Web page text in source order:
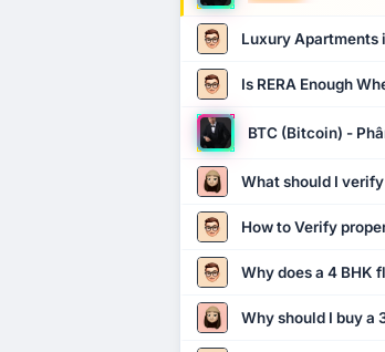
Luxury Apartments
Is RERA Enough
BTC (Bitcoin) -
What should I
How to Verify
Why does a 4 BHK
Why should I buy a